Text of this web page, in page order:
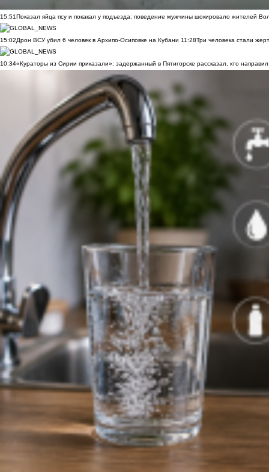
15:51Показал яйца псу и покакал у подъезда: поведение мужчины шокировало жителей
15:02Дрон ВСУ убил 6 человек в Архипо-Осиповке на Кубани 11:28Три человека стали
10:34«Кураторы из Сирии приказали»: задержанный в Пятигорске рассказал, кто направил